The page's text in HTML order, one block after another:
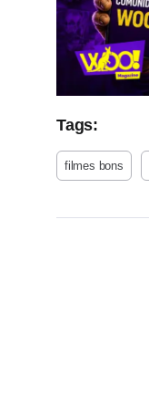
Tags:
filmes bons